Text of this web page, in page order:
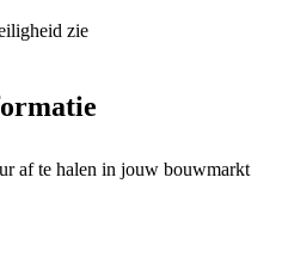
zie
af te halen in jouw bouwmarkt